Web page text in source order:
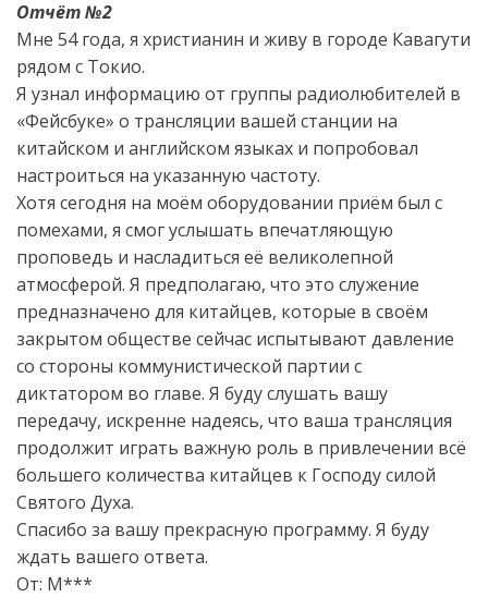
Отчёт №2
Мне 54 года, я христианин и живу в городе Кавагути
рядом с Токио.
Я узнал информацию от группы радиолюбителей в
«Фейсбуке» о трансляции вашей станции на
китайском и английском языках и попробовал
настроиться на указанную частоту.
Хотя сегодня на моём оборудовании приём был с
помехами, я смог услышать впечатляющую
проповедь и насладиться её великолепной
атмосферой. Я предполагаю, что это служение
предназначено для китайцев, которые в своём
закрытом обществе сейчас испытывают давление
со стороны коммунистической партии с
диктатором во главе. Я буду слушать вашу
передачу, искренне надеясь, что ваша трансляция
продолжит играть важную роль в привлечении всё
большего количества китайцев к Господу силой
Святого Духа.
Спасибо за вашу прекрасную программу. Я буду
ждать вашего ответа.
От: М***